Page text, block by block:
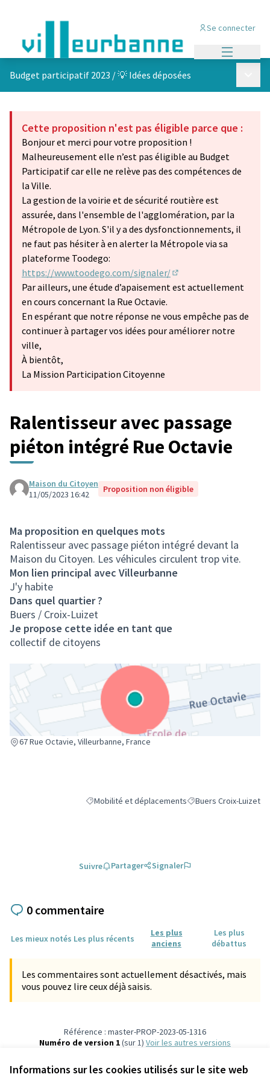
Informations sur les cookies utilisés sur le site web
Se connecter
Budget participatif 2023 /💡 Idées déposées
Cette proposition n'est pas éligible parce que :
Bonjour et merci pour votre proposition !
Malheureusement elle n’est pas éligible au Budget
Participatif car elle ne relève pas des compétences de
la Ville.
La gestion de la voirie et de sécurité routière est
assurée, dans l'ensemble de l'agglomération, par la
Métropole de Lyon. S'il y a des dysfonctionnements, il
ne faut pas hésiter à en alerter la Métropole via sa
plateforme Toodego:
https://www.toodego.com/signaler/
(Lien externe)
Par ailleurs, une étude d’apaisement est actuellement
en cours concernant la Rue Octavie.
En espérant que notre réponse ne vous empêche pas de
continuer à partager vos idées pour améliorer notre
ville,
À bientôt,
La Mission Participation Citoyenne
Ralentisseur avec passage
piéton intégré Rue Octavie
Maison du Citoyen
11/05/2023 16:42
Proposition non éligible
Ma proposition en quelques mots
Ralentisseur avec passage piéton intégré devant la
Maison du Citoyen. Les véhicules circulent trop vite.
Mon lien principal avec Villeurbanne
J'y habite
Dans quel quartier ?
Buers / Croix-Luizet
Je propose cette idée en tant que
collectif de citoyens
67 Rue Octavie, Villeurbanne, France
(Lien externe)
Filtrer les résultats de la catégorie : Mobilité et
Mobilité et déplacementsFiltrer les résultats
Buers Croix-Luizet
Suivre Partager Signaler
0 commentaire
Les mieux notés Les plus récents
Les plus
anciens
Les plus
débattus
Les commentaires sont actuellement désactivés, mais
vous pouvez lire ceux déjà saisis.
Référence : master-PROP-2023-05-1316
Numéro de version 1(sur 1)
voir les autres versions